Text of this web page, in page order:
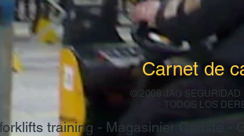
Carnet de
© 2008 JAG SEGURIDAD
TODOS LOS
training - Magasinier Cariste -